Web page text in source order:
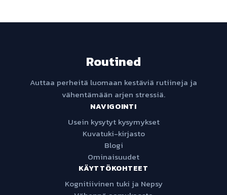
Routined
Auttaa perheitä luomaan kestäviä rutiineja ja
vähentämään arjen stressiä.
NAVIGOINTI
Usein kysytyt kysymykset
Kuvatuki-kirjasto
Blogi
Ominaisuudet
KÄYTTÖKOHTEET
Kognitiivinen tuki ja Nepsy